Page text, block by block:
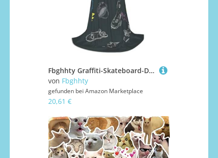
Fbghhty Graffiti-Skateboard-Druck, Unisex, Kapuzenumhang, Halloween, Cosplay, Karneval, bequemer Umhang für Teenager-Partys
von Fbghhty
gefunden bei Amazon Marketplace
20,61 €